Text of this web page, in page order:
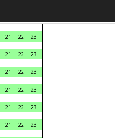
21 22
23
21 22
23
21 22
23
21 22
23
21 22
23
21 22
23